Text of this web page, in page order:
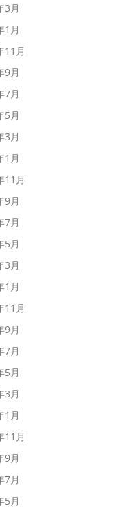
3月
1月
11月
9月
7月
5月
3月
1月
11月
9月
7月
5月
3月
1月
11月
9月
7月
5月
3月
1月
11月
9月
7月
5月